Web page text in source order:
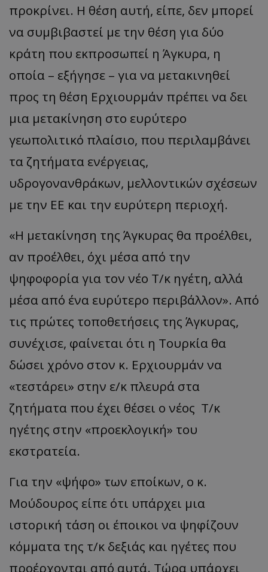
προκρίνει. Η θέση αυτή, είπε, δεν μπορεί
να συμβιβαστεί με την θέση για δύο
κράτη που εκπροσωπεί η Άγκυρα, η
οποία – εξήγησε – για να μετακινηθεί
προς τη θέση Ερχιουρμάν πρέπει να δει
μια μετακίνηση στο ευρύτερο
γεωπολιτικό πλαίσιο, που περιλαμβάνει
τα ζητήματα ενέργειας,
υδρογονανθράκων, μελλοντικών σχέσεων
με την ΕΕ και την ευρύτερη περιοχή.
«Η μετακίνηση της Άγκυρας θα προέλθει,
αν προέλθει, όχι μέσα από την
ψηφοφορία για τον νέο Τ/κ ηγέτη, αλλά
μέσα από ένα ευρύτερο περιβάλλον». Από
τις πρώτες τοποθετήσεις της Άγκυρας,
συνέχισε, φαίνεται ότι η Τουρκία θα
δώσει χρόνο στον κ. Ερχιουρμάν να
«τεστάρει» στην ε/κ πλευρά στα
ζητήματα που έχει θέσει ο νέος Τ/κ
ηγέτης στην «προεκλογική» του
εκστρατεία.
Για την «ψήφο» των εποίκων, ο κ.
Μούδουρος είπε ότι υπάρχει μια
ιστορική τάση οι έποικοι να ψηφίζουν
κόμματα της τ/κ δεξιάς και ηγέτες που
προέρχονται από αυτά. Τώρα υπάρχει